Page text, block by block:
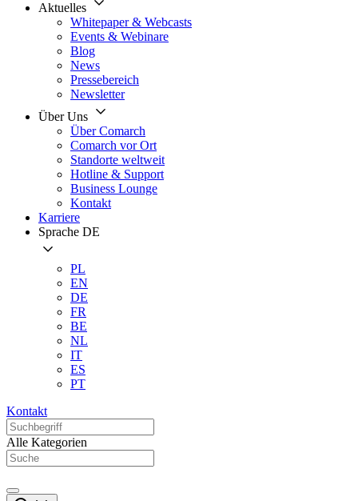
Aktuelles
Whitepaper & Webcasts
Events & Webinare
Blog
News
Pressebereich
Newsletter
Über Uns
Über Comarch
Comarch vor Ort
Standorte weltweit
Hotline & Support
Business Lounge
Kontakt
Karriere
Sprache DE
PL
EN
DE
FR
BE
NL
IT
ES
PT
Kontakt
Alle Kategorien